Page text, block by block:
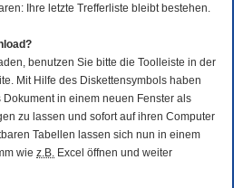
Ihre letzte Trefferliste bleibt bestehen.
?
benutzen Sie bitte die Tool leiste in der
Mit Hilfe des Diskettensymbols haben
in einem neuen Fenster als
zu lassen und sofort auf ihren Computer
Tabellen lassen sich nun in einem
wie z.B. Excel öffnen und weiter